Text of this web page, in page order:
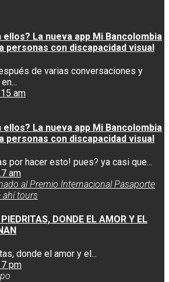
La nueva app Mi Bancolombia
personas con discapacidad visual
de varias conversaciones y
am
ellos? La nueva app Mi Bancolombia
personas con discapacidad visual
por hacer esto! pues? ya casi que...
am
al Premio Internacional Pasaporte
ahí tours
DONDE EL AMOR Y EL
donde el amor y el...
pm